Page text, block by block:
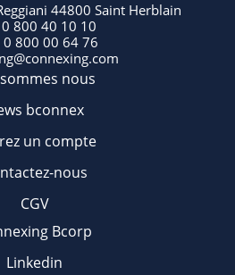
44800 Saint Herblain
0 800 40 10 10
0 800 00 64 76
nous
bconnex
un compte
nous
CGV
Bcorp
Linkedin